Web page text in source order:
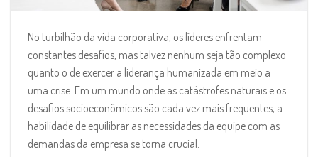
No turbilhão da vida corporativa, os líderes enfrentam
constantes desafios, mas talvez nenhum seja tão complexo
quanto o de exercer a liderança humanizada em meio a
uma crise. Em um mundo onde as catástrofes naturais e os
desafios socioeconômicos são cada vez mais frequentes, a
habilidade de equilibrar as necessidades da equipe com as
demandas da empresa se torna crucial.